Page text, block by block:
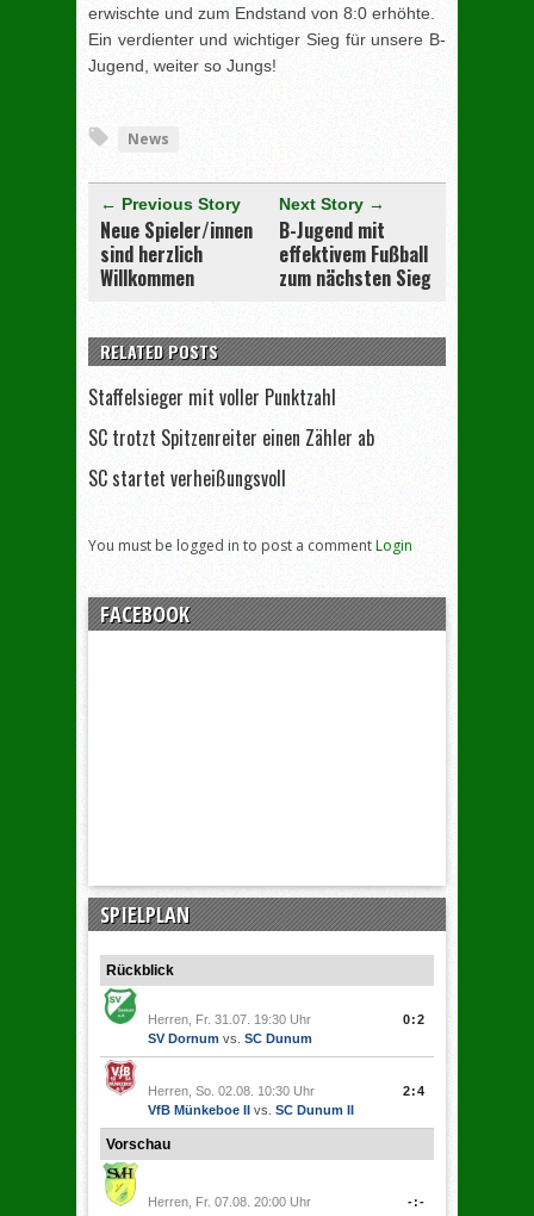
erwischte und zum Endstand von 8:0 erhöhte.
Ein verdienter und wichtiger Sieg für unsere B-
Jugend, weiter so Jungs!
News
← Previous Story
Neue Spieler/innen
sind herzlich
Willkommen
Next Story →
B-Jugend mit
effektivem Fußball
zum nächsten Sieg
RELATED POSTS
Staffelsieger mit voller Punktzahl
SC trotzt Spitzenreiter einen Zähler ab
SC startet verheißungsvoll
You must be logged in to post a commentLogin
FACEBOOK
SPIELPLAN
Rückblick
Herren, Fr. 31.07. 19:30 Uhr
SV Dornum vs. SC Dunum
0:2
Herren, So. 02.08. 10:30 Uhr
VfB Münkeboe II vs. SC Dunum II
2:4
Vorschau
Herren, Fr. 07.08. 20:00 Uhr
-:-